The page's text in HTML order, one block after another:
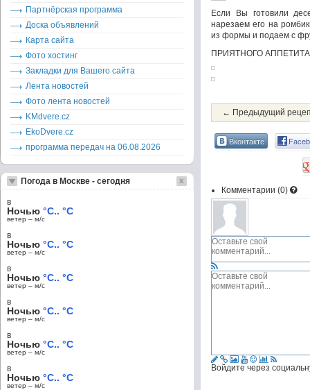
Если Вы готовили
нарезаем его на
из формы и подаем с
ПРИЯТНОГО
← Предыдущий
Вконтакте
Комментарии (0)
Войдите через
Партнёрская программа
Доска объявлений
Карта сайта
Фото хостинг
Закладки для Вашего сайта
Лента новостей
Фото лента новостей
KMdvere.cz
EkoDvere.cz
программа передач на 06.08.2026
Погода в Москве - сегодня
в
Ночью °C.. °C
ветер – м/c
в
Ночью °C.. °C
ветер – м/c
в
Ночью °C.. °C
ветер – м/c
в
Ночью °C.. °C
ветер – м/c
в
Ночью °C.. °C
ветер – м/c
в
Ночью °C.. °C
ветер – м/c